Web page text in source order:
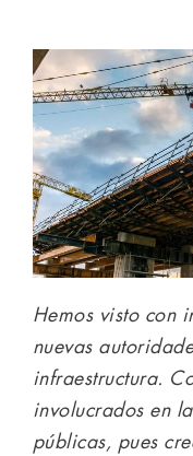
Hemos visto con
nuevas
infraestructura.
involucrados en
públicas, pues